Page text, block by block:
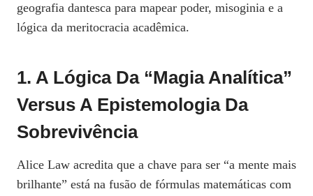
geografia dantesca para mapear poder, misoginia e a
lógica da meritocracia acadêmica.
1. A Lógica Da “magia Analítica”
Versus A Epistemologia Da
Sobrevivência
Alice Law acredita que a chave para ser “a mente mais
brilhante” está na fusão de fórmulas matemáticas com